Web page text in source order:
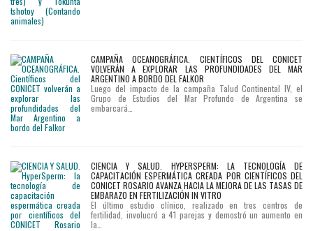
CAMPAÑA OCEANOGRÁFICA. CIENTÍFICOS DEL CONICET
VOLVERÁN A EXPLORAR LAS PROFUNDIDADES DEL MAR
ARGENTINO A BORDO DEL FALKOR
Luego del impacto de la campaña Talud Continental IV, el
Grupo de Estudios del Mar Profundo de Argentina se
embarcará…
CIENCIA Y SALUD. HYPERSPERM: LA TECNOLOGÍA DE
CAPACITACIÓN ESPERMÁTICA CREADA POR CIENTÍFICOS DEL
CONICET ROSARIO AVANZA HACIA LA MEJORA DE LAS TASAS DE
EMBARAZO EN FERTILIZACIÓN IN VITRO
El último estudio clínico, realizado en tres centros de
fertilidad, involucró a 41 parejas y demostró un aumento en
la…